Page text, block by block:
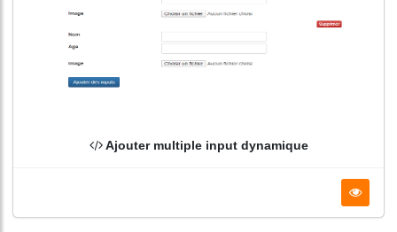
Ajouter multiple input dynamique